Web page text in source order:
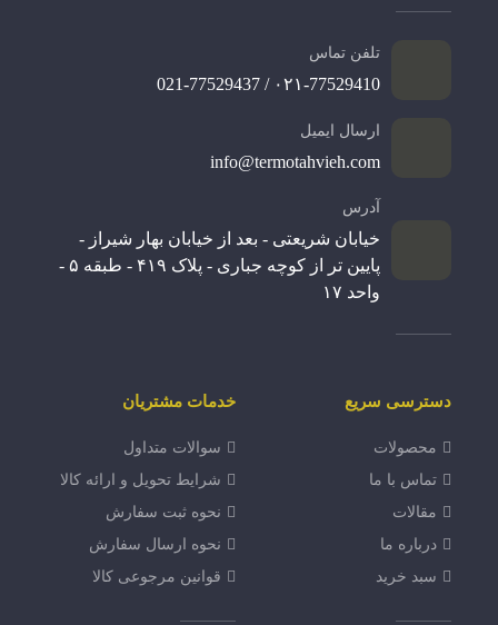
تلفن تماس
۰۲۱-77529410 / 021-77529437
ارسال ایمیل
info@termotahvieh.com
آدرس
خیابان شریعتی - بعد از خیابان بهار شیراز -
پایین تر از کوچه جباری - پلاک ۴۱۹ - طبقه ۵ -
واحد ۱۷
دسترسی سریع
محصولات
تماس با ما
مقالات
درباره ما
سبد خرید
خدمات مشتریان
سوالات متداول
شرایط تحویل و ارائه کالا
نحوه ثبت سفارش
نحوه ارسال سفارش
قوانین مرجوعی کالا